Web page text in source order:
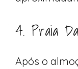
4. Praia
Após o